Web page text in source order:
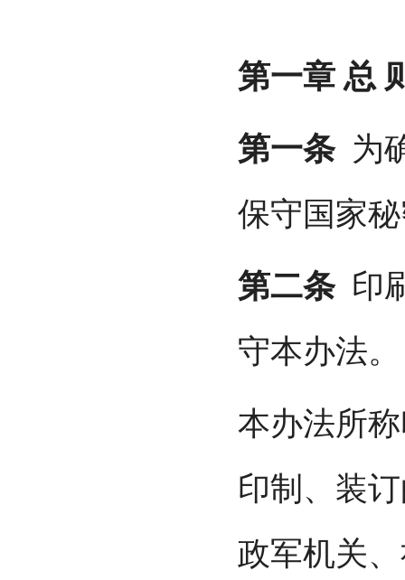
第一章 总
第一条为
保守国家
第二条印
守本办法。
本办法所
印制、装
政军机关